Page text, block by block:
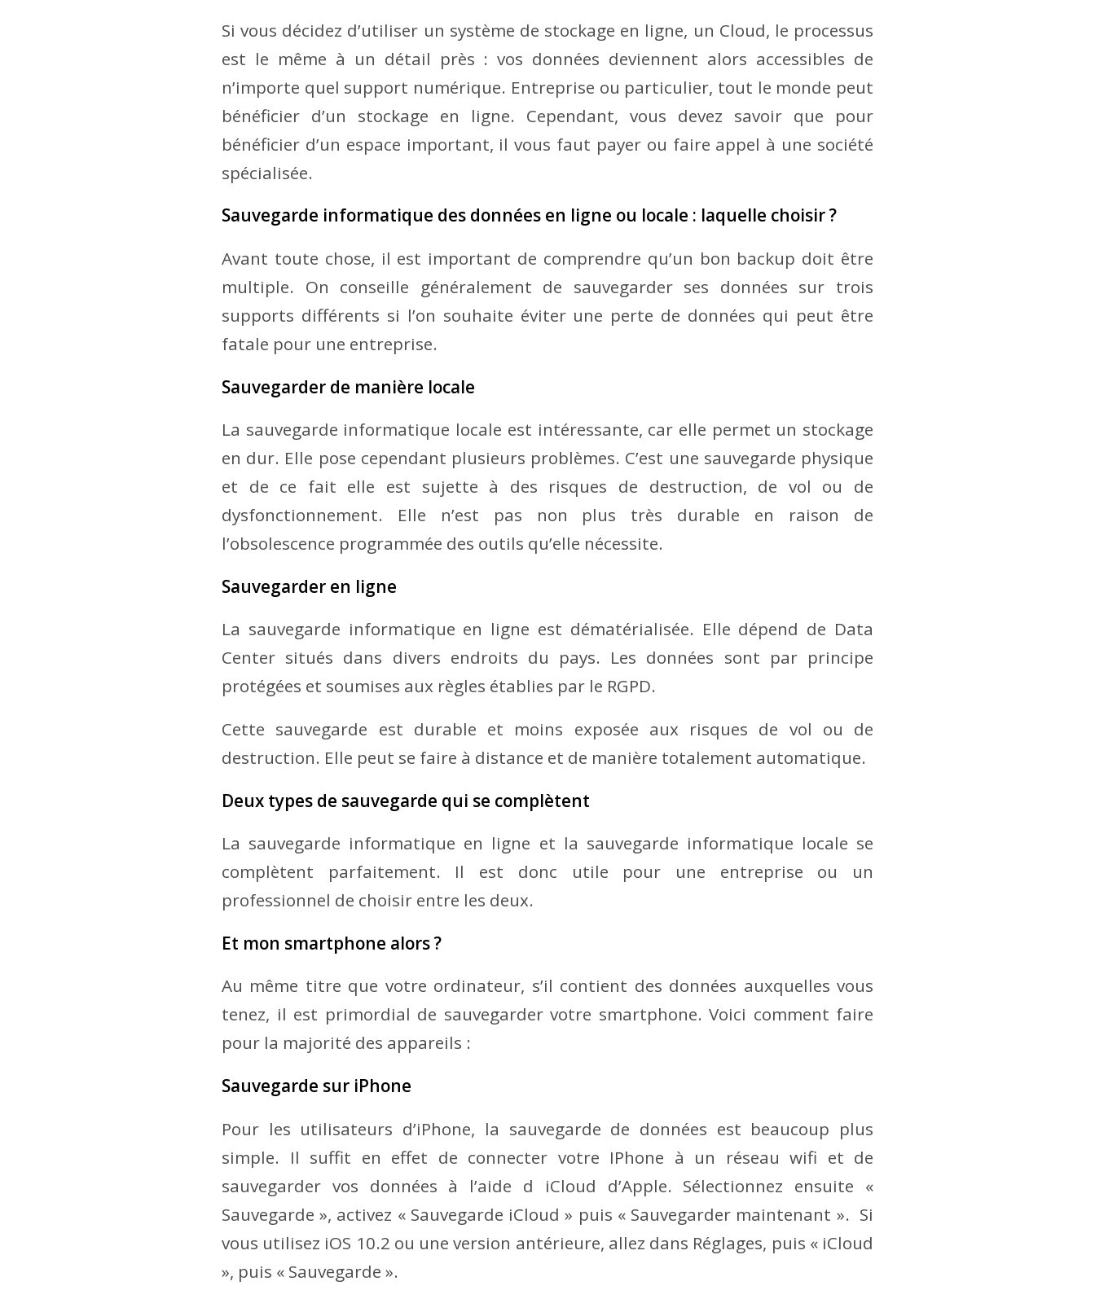
Si vous décidez d’utiliser un système de stockage en ligne, un Cloud, le processus
est le même à un détail près : vos données deviennent alors accessibles de
n’importe quel support numérique. Entreprise ou particulier, tout le monde peut
bénéficier d’un stockage en ligne. Cependant, vous devez savoir que pour
bénéficier d’un espace important, il vous faut payer ou faire appel à une société
spécialisée.
Sauvegarde informatique des données en ligne ou locale : laquelle choisir ?
Avant toute chose, il est important de comprendre qu’un bon backup doit être
multiple. On conseille généralement de sauvegarder ses données sur trois
supports différents si l’on souhaite éviter une perte de données qui peut être
fatale pour une entreprise.
Sauvegarder de manière locale
La sauvegarde informatique locale est intéressante, car elle permet un stockage
en dur. Elle pose cependant plusieurs problèmes. C’est une sauvegarde physique
et de ce fait elle est sujette à des risques de destruction, de vol ou de
dysfonctionnement. Elle n’est pas non plus très durable en raison de
l’obsolescence programmée des outils qu’elle nécessite.
Sauvegarder en ligne
La sauvegarde informatique en ligne est dématérialisée. Elle dépend de Data
Center situés dans divers endroits du pays. Les données sont par principe
protégées et soumises aux règles établies par le RGPD.
Cette sauvegarde est durable et moins exposée aux risques de vol ou de
destruction. Elle peut se faire à distance et de manière totalement automatique.
Deux types de sauvegarde qui se complètent
La sauvegarde informatique en ligne et la sauvegarde informatique locale se
complètent parfaitement. Il est donc utile pour une entreprise ou un
professionnel de choisir entre les deux.
Et mon smartphone alors ?
Au même titre que votre ordinateur, s’il contient des données auxquelles vous
tenez, il est primordial de sauvegarder votre smartphone. Voici comment faire
pour la majorité des appareils :
Sauvegarde sur iPhone
Pour les utilisateurs d’iPhone, la sauvegarde de données est beaucoup plus
simple. Il suffit en effet de connecter votre IPhone à un réseau wifi et de
sauvegarder vos données à l’aide d iCloud d’Apple. Sélectionnez ensuite «
Sauvegarde », activez « Sauvegarde iCloud » puis « Sauvegarder maintenant ». Si
vous utilisez iOS 10.2 ou une version antérieure, allez dans Réglages, puis « iCloud
», puis « Sauvegarde ».